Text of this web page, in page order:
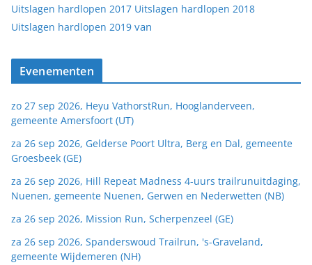
Uitslagen hardlopen 2017 Uitslagen hardlopen 2018
Uitslagen hardlopen 2019 van
Evenementen
zo 27 sep 2026, Heyu VathorstRun, Hooglanderveen,
gemeente Amersfoort (UT)
za 26 sep 2026, Gelderse Poort Ultra, Berg en Dal, gemeente
Groesbeek (GE)
za 26 sep 2026, Hill Repeat Madness 4-uurs trailrunuitdaging,
Nuenen, gemeente Nuenen, Gerwen en Nederwetten (NB)
za 26 sep 2026, Mission Run, Scherpenzeel (GE)
za 26 sep 2026, Spanderswoud Trailrun, 's-Graveland,
gemeente Wijdemeren (NH)